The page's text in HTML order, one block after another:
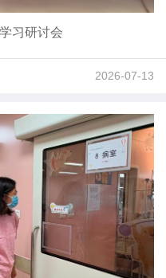
习研讨会
2026-07-13